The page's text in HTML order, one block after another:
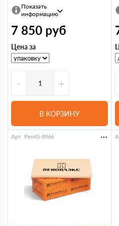
Показать
информацию
7 850 руб
Цена за
- +
В КОРЗИНУ
Арт. Pen45-8966